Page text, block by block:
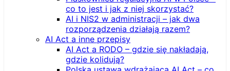
co to jest i jak z niej skorzystać?
AI i NIS2 w administracji – jak dwa
rozporządzenia działają razem?
AI Act a inne przepisy
AI Act a RODO – gdzie się nakładają,
gdzie kolidują?